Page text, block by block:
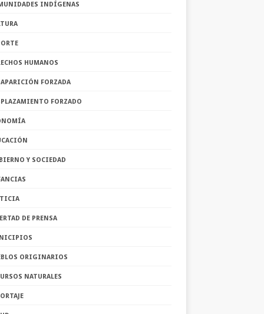
INDÍGENAS
HUMANOS
FORZADA
FORZADO
Y SOCIEDAD
DE PRENSA
ORIGINARIOS
NATURALES